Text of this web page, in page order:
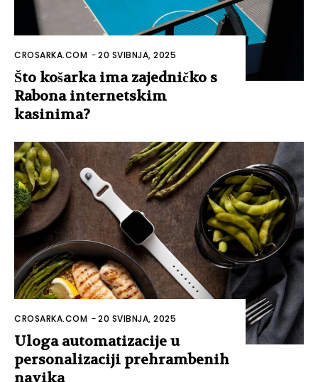
CROSARKA.COM -20 SVIBNJA, 2025
Što košarka ima zajedničko s
Rabona internetskim
kasinima?
CROSARKA.COM -20 SVIBNJA, 2025
Uloga automatizacije u
personalizaciji prehrambenih
navika